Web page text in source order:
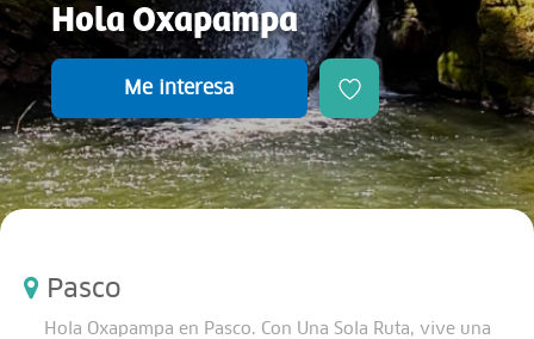
Hola Oxapampa
Me interesa
Pasco
Hola Oxapampa en Pasco. Con Una Sola Ruta, vive una